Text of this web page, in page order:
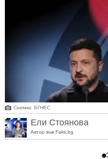
Снимка: БГНЕС
Ели Стоянова
Автор във Fakti.bg